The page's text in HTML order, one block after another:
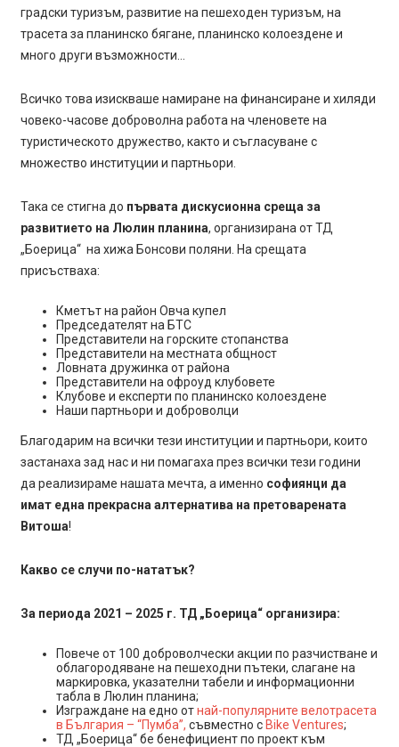
градски туризъм, развитие на пешеходен туризъм, на
трасета за планинско бягане, планинско колоездене и
много други възможности…
Всичко това изискваше намиране на финансиране и хиляди
човеко-часове доброволна работа на членовете на
туристическото дружество, както и съгласуване с
множество институции и партньори.
Така се стигна до първата дискусионна среща за
развитието на Люлин планина, организирана от ТД
„Боерица“ на хижа Бонсови поляни. На срещата
присъстваха:
Кметът на район Овча купел
Председателят на БТС
Представители на горските стопанства
Представители на местната общност
Ловната дружинка от района
Представители на офроуд клубовете
Клубове и експерти по планинско колоездене
Наши партньори и доброволци
Благодарим на всички тези институции и партньори, които
застанаха зад нас и ни помагаха през всички тези години
да реализираме нашата мечта, а именно софиянци да
имат една прекрасна алтернатива на претоварената
Витоша!
Какво се случи по-нататък?
За периода 2021 – 2025 г. ТД „Боерица“ организира:
Повече от 100 доброволчески акции по разчистване и
облагородяване на пешеходни пътеки, слагане на
маркировка, указателни табели и информационни
табла в Люлин планина;
Изграждане на едно отнай-популярните велотрасета
в България – “Пумба”, съвместно с Bike Ventures;
ТД „Боерица“ бе бенефициент по проект към